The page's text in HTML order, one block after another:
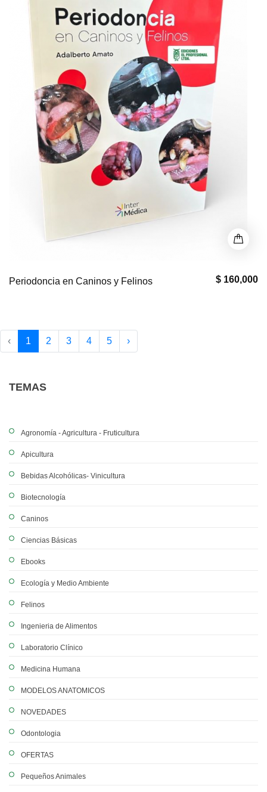
TEMAS
Agronomía - Agricultura - Fruticultura
Apicultura
Bebidas Alcohólicas- Vinicultura
Biotecnología
Caninos
Ciencias Básicas
Ebooks
Ecología y Medio Ambiente
Felinos
Ingenieria de Alimentos
Laboratorio Clínico
Medicina Humana
MODELOS ANATOMICOS
NOVEDADES
Odontologia
OFERTAS
Pequeños Animales
$ 160,000
Periodoncia en Caninos y Felinos
‹ 1 2 3 4 5 ›